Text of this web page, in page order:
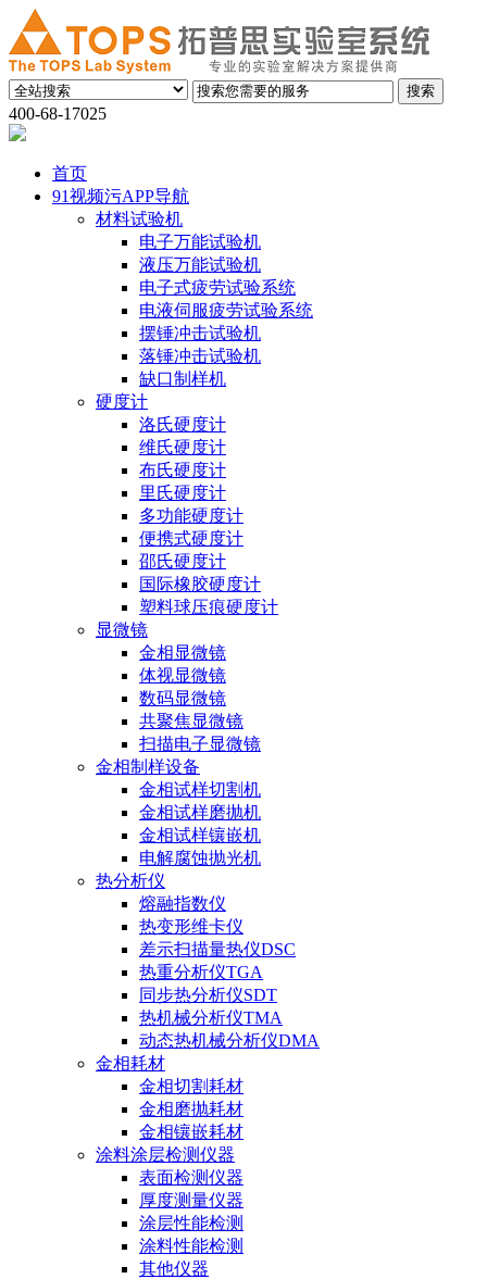
400-68-17025
首页
91视频污APP导航
材料试验机
电子万能试验机
液压万能试验机
电子式疲劳试验系统
电液伺服疲劳试验系统
摆锤冲击试验机
落锤冲击试验机
缺口制样机
硬度计
洛氏硬度计
维氏硬度计
布氏硬度计
里氏硬度计
多功能硬度计
便携式硬度计
邵氏硬度计
国际橡胶硬度计
塑料球压痕硬度计
显微镜
金相显微镜
体视显微镜
数码显微镜
共聚焦显微镜
扫描电子显微镜
金相制样设备
金相试样切割机
金相试样磨抛机
金相试样镶嵌机
电解腐蚀抛光机
热分析仪
熔融指数仪
热变形维卡仪
差示扫描量热仪DSC
热重分析仪TGA
同步热分析仪SDT
热机械分析仪TMA
动态热机械分析仪DMA
金相耗材
金相切割耗材
金相磨抛耗材
金相镶嵌耗材
涂料涂层检测仪器
表面检测仪器
厚度测量仪器
涂层性能检测
涂料性能检测
其他仪器